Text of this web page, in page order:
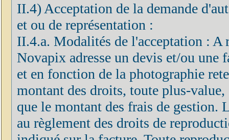
II.4) Acceptation de la demande
et ou de représentation :
II.4.a. Modalités de l'acceptation : A
Novapix adresse un devis et/ou une
et en fonction de la photographie
montant des droits, toute plus-
que le montant des frais de gestion.
au règlement des droits de